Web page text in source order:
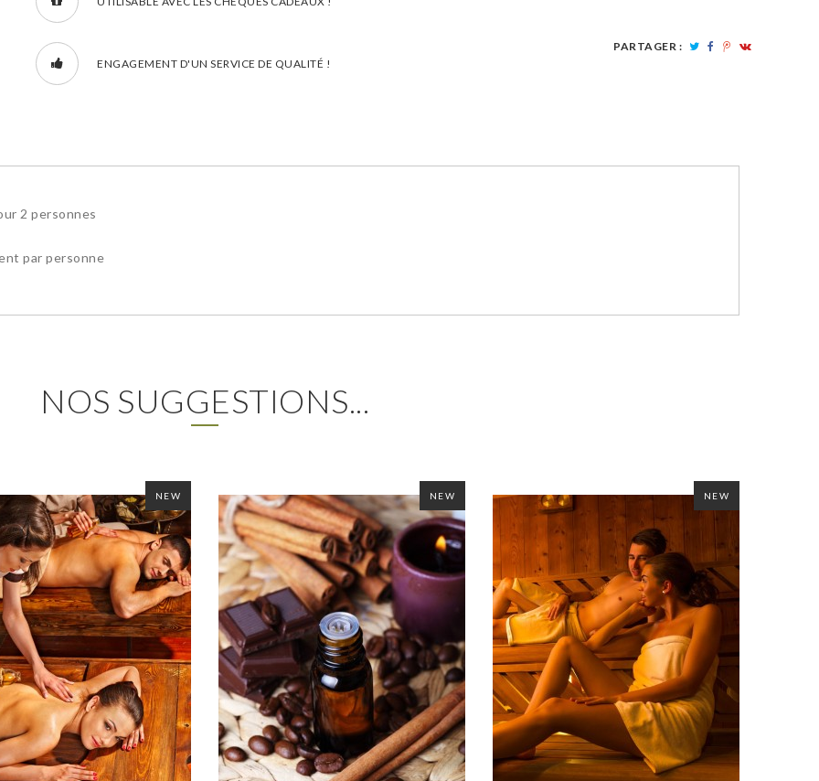
PARTAGER :
ENGAGEMENT D'UN SERVICE DE QUALITÉ !
2 personnes
par personne
NOS SUGGESTIONS...
NEW NEW NEW